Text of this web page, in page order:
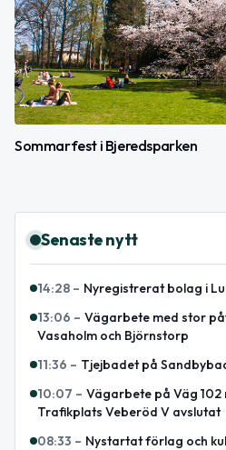
Sommarfest i Bjeredsparken
Senaste nytt
14:28 – Nyregistrerat bolag i
13:06 – Vägarbete med stor
Vasaholm och Björnstorp
11:36 – Tjejbadet på
10:07 – Vägarbete på Väg 102
Trafikplats Veberöd V avslutat
08:33 – Nystartat förlag och